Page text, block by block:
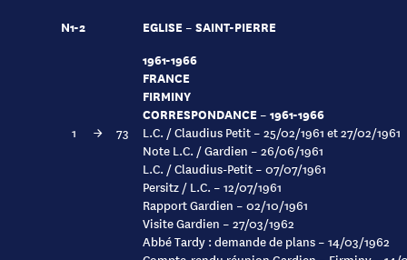
N1-2
EGLISE – SAINT-PIERRE
1961-1966
FRANCE
FIRMINY
CORRESPONDANCE – 1961-1966
1 → 73
L.C. / Claudius Petit – 25/02/1961 et 27/02/1961
Note L.C. / Gardien – 26/06/1961
L.C. / Claudius-Petit – 07/07/1961
Persitz / L.C. – 12/07/1961
Rapport Gardien – 02/10/1961
Visite Gardien – 27/03/1962
Abbé Tardy : demande de plans – 14/03/1962